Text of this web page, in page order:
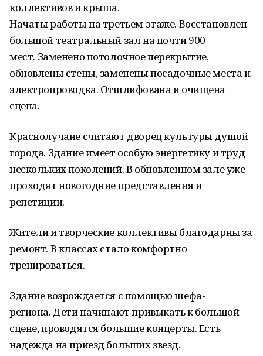
коллективов и крыша.
Начаты работы на третьем этаже. Восстановлен
большой театральный зал на почти 900
мест. Заменено потолочное перекрытие,
обновлены стены, заменены посадочные места и
электропроводка. Отшлифована и очищена
сцена.
Краснолучане считают дворец культуры душой
города. Здание имеет особую энергетику и труд
нескольких поколений.В обновленном зале уже
проходят новогодние представления и
репетиции.
Жители и творческие коллективы благодарны за
ремонт. В классах стало комфортно
тренироваться.
Здание возрождается с помощью шефа-
региона. Дети начинают привыкать к большой
сцене, проводятся большие концерты.Есть
надежда на приезд больших звезд.